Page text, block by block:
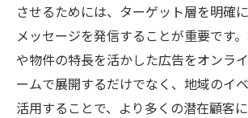
させるためには、ターゲット層を明確
メッセージを発信することが重要です
や物件の特長を活かした広告をオンラ
ームで展開するだけでなく、地域のイ
活用することで、より多くの潜在顧客